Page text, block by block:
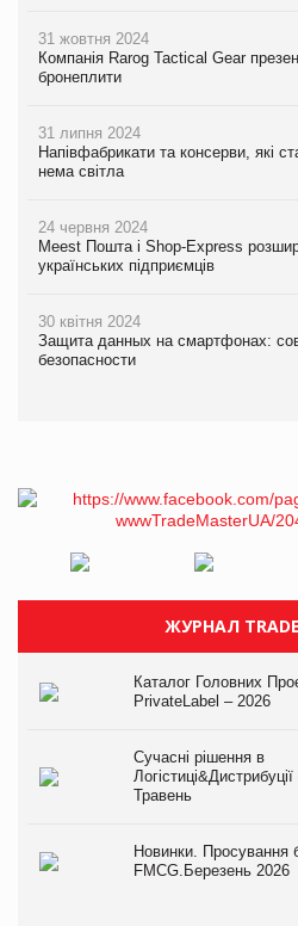
31 жовтня 2024
Компанія Rarog Tactical Gear
бронеплити
31 липня 2024
Напівфабрикати та консерви, які
нема світла
24 червня 2024
Meest Пошта і Shop-Express
українських підприємців
30 квітня 2024
Защита данных на смартфонах:
безопасности
ЖУРНАЛ
Каталог Головних
PrivateLabel – 2026
Сучасні рішення в
Травень
Новинки. Просування
FMCG.Березень 2026